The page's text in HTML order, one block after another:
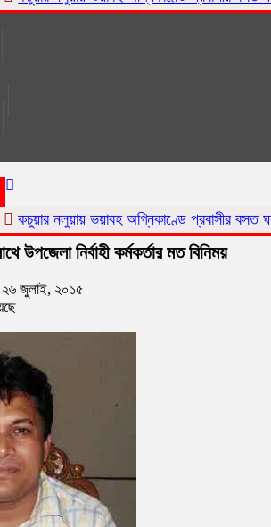
অগ্নিকাণ্ডে প্রবাসীর বসত ঘর পুড়ে
উপজেলা নির্বাহী কর্মকর্তার মত বিনিময়
২৬ জুলাই, ২০১৫